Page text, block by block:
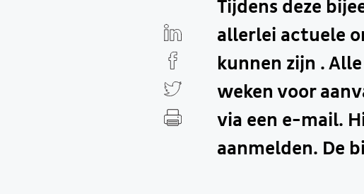
Tijdens deze
allerlei actuele
kunnen zijn .
weken voor
via een e-mail.
aanmelden. De